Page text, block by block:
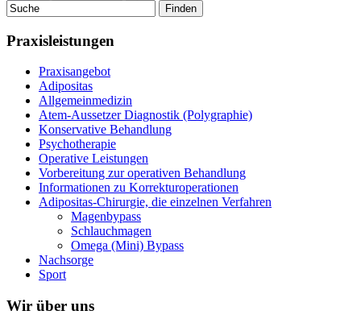
Praxisleistungen
Praxisangebot
Adipositas
Allgemeinmedizin
Atem-Aussetzer Diagnostik (Polygraphie)
Konservative Behandlung
Psychotherapie
Operative Leistungen
Vorbereitung zur operativen Behandlung
Informationen zu Korrekturoperationen
Adipositas-Chirurgie, die einzelnen Verfahren
Magenbypass
Schlauchmagen
Omega (Mini) Bypass
Nachsorge
Sport
Wir über uns